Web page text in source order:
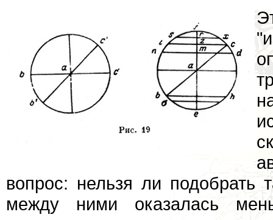
вопрос: нельзя ли
между ними оказалась